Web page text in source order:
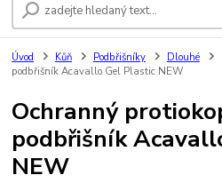
Úvod Kůň Podbřišníky Dlouhé
podbřišník Acavallo Gel Plastic NEW
Ochranný
podbřišník
NEW